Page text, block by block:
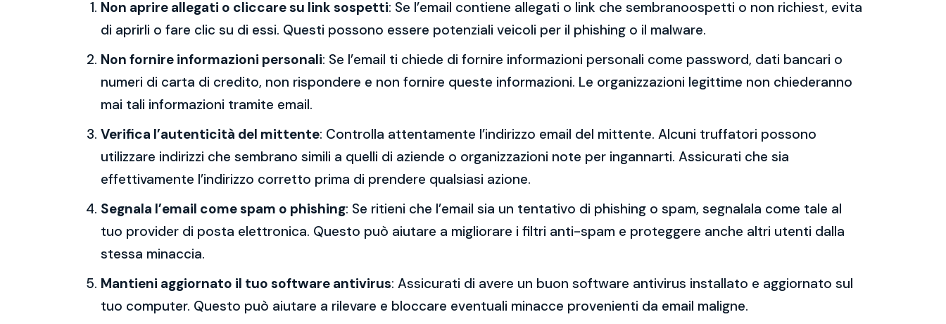
Non aprire allegati o cliccare su link sospetti: Se l’email contiene allegati o link che sembranoospetti o non richiest, evita
di aprirli o fare clic su di essi. Questi possono essere potenziali veicoli per il phishing o il malware.
Non fornire informazioni personali: Se l’email ti chiede di fornire informazioni personali come password, dati bancari o
numeri di carta di credito, non rispondere e non fornire queste informazioni. Le organizzazioni legittime non chiederanno
mai tali informazioni tramite email.
Verifica l’autenticità del mittente: Controlla attentamente l’indirizzo email del mittente. Alcuni truffatori possono
utilizzare indirizzi che sembrano simili a quelli di aziende o organizzazioni note per ingannarti. Assicurati che sia
effettivamente l’indirizzo corretto prima di prendere qualsiasi azione.
Segnala l’email come spam o phishing: Se ritieni che l’email sia un tentativo di phishing o spam, segnalala come tale al
tuo provider di posta elettronica. Questo può aiutare a migliorare i filtri anti-spam e proteggere anche altri utenti dalla
stessa minaccia.
Mantieni aggiornato il tuo software antivirus: Assicurati di avere un buon software antivirus installato e aggiornato sul
tuo computer. Questo può aiutare a rilevare e bloccare eventuali minacce provenienti da email maligne.